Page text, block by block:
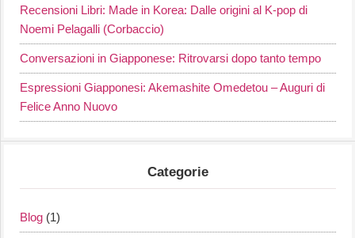
Recensioni Libri: Made in Korea: Dalle origini al K-pop di
Noemi Pelagalli (Corbaccio)
Conversazioni in Giapponese: Ritrovarsi dopo tanto tempo
Espressioni Giapponesi: Akemashite Omedetou – Auguri di
Felice Anno Nuovo
Categorie
Blog (1)